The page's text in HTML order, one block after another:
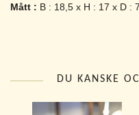
Mått : B : 18,5 x H : 17 x D :
DU KANSKE